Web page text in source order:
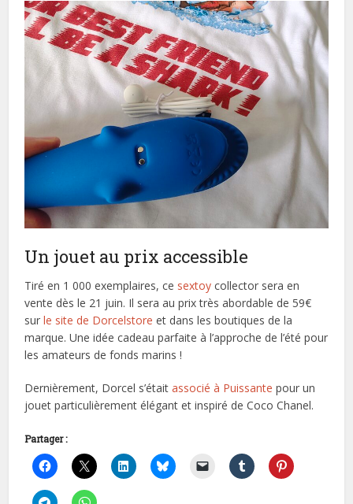
Un jouet au prix accessible
Tiré en 1 000 exemplaires, ce sextoycollector sera en
vente dès le 21 juin. Il sera au prix très abordable de 59€
surle site de Dorcelstore et dans les boutiques de la
marque. Une idée cadeau parfaite à l’approche de l’été pour
les amateurs de fonds marins !
Dernièrement, Dorcel s’étaitassocié à Puissante pour un
jouet particulièrement élégant et inspiré de Coco Chanel.
Partager :